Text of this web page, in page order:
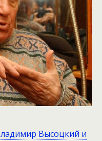
Высоцкий и